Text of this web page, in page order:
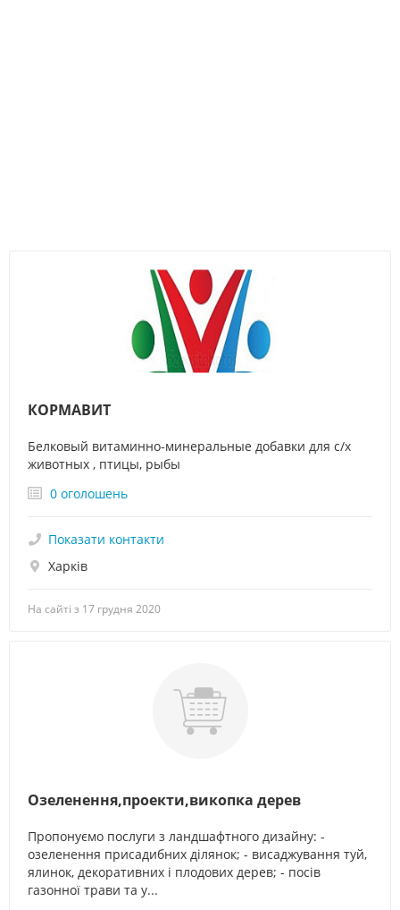
КОРМАВИТ
Белковый витаминно-минеральные добавки для с/х
животных , птицы, рыбы
0 оголошень
На сайті з 17 грудня 2020
Показати контакти
Харків
Озеленення,проекти,викопка дерев
Пропонуємо послуги з ландшафтного дизайну: -
озеленення присадибних ділянок; - висаджування туй,
ялинок, декоративних і плодових дерев; - посів
газонної трави та у...